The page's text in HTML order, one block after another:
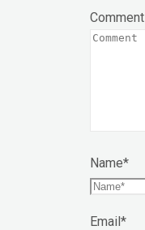
Comment
Name*
Email*